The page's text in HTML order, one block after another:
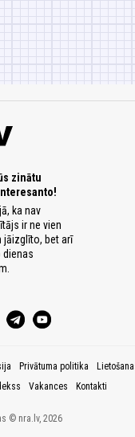
zinātu
ka nav
ir ne vien
jāizglīto, bet arī
dienas
Privātuma politika
Vakances Kontakti
© nra.lv, 2026